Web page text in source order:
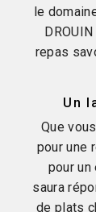
le
repas
Un
Que
pour une
pour un
saura
de plats